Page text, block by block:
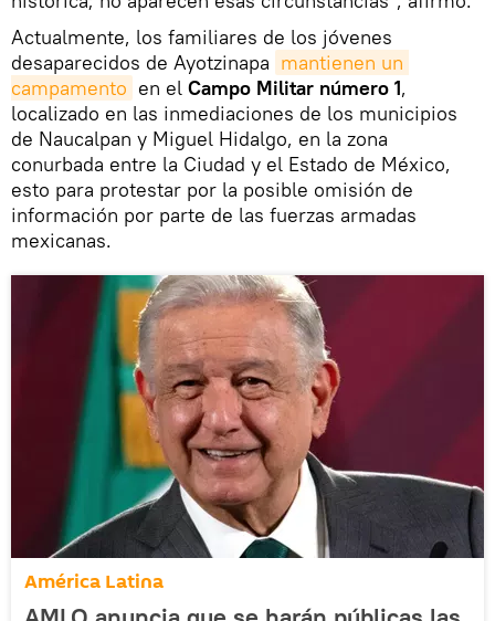
Actualmente, los familiares de los jóvenes
desaparecidos de Ayotzinapa mantienen un
campamento en el Campo Militar número 1,
localizado en las inmediaciones de los municipios
de Naucalpan y Miguel Hidalgo, en la zona
conurbada entre la Ciudad y el Estado de México,
esto para protestar por la posible omisión de
información por parte de las fuerzas armadas
mexicanas.
América Latina